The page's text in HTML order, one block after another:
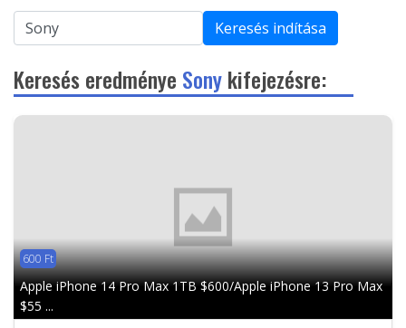
Keresés indítása
Keresés eredménye Sonykifejezésre:
600 Ft
Apple iPhone 14 Pro Max 1TB $600/Apple iPhone 13 Pro Max
$55 ...